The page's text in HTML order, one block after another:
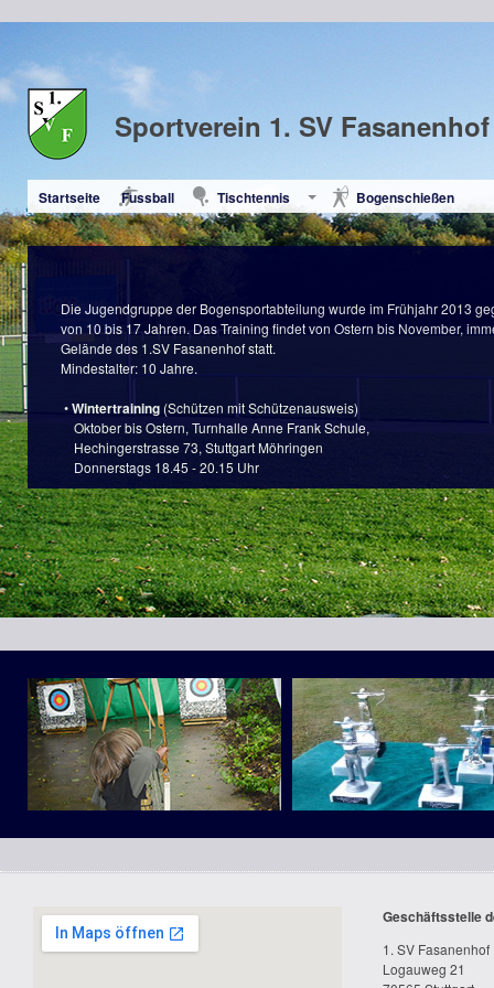
Sportverein 1. SV Fasanenhof
Startseite Fussball Tischtennis Bogenschießen
Die Jugendgruppe der Bogensportabteilung wurde im Frühjahr 2013
von 10 bis 17 Jahren. Das Training findet von Ostern bis November,
Gelände des 1.SV Fasanenhof statt.
Mindestalter: 10 Jahre.
•Wintertraining (Schützen mit Schützenausweis)
Oktober bis Ostern, Turnhalle Anne Frank Schule,
Hechingerstrasse 73, Stuttgart Möhringen
Donnerstags 18.45 - 20.15 Uhr
Unser Training wird von einem C-Trainer und einem Schießsportleiter
- allgemeine und bogenspezifische Beweglichkeit z.B. Auge-Hand
- Techniktraining
- Schießen auf 10m (Anfänger) und 18m
- Schießspiele
- 16. Juli: Jugendpokalturnier J
- 17. Juli: Umzug Möhringer Kinderfest J
- 23. Juli: Vereinsmeisterschaften E
Aktivitäten 2015:
- 11. April: Osterschießen E
- 17. Mai: Kreismeisterschaften FITA E
- 18. Juli: Jugendpokalschießen J
- 31. Oktober: Kürbisschießen J
- 01. November: Kreismeisterschaften Halle in Stuttgart Vaihingen
Geschäftsstelle
1. SV Fasanenhof
Logauweg 21